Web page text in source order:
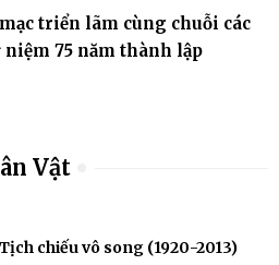
triển lãm cùng chuỗi các
niệm 75 năm thành lập
Vật
chiếu vô song (1920-2013)